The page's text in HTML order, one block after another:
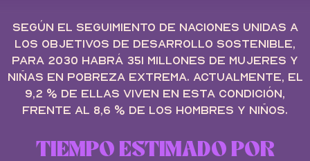
Según el seguimiento de Naciones Unidas a
los Objetivos de Desarrollo Sostenible,
para 2030 habrá 351 millones de mujeres y
niñas en pobreza extrema. Actualmente, el
9,2 % de ellas viven en esta condición,
frente al 8,6 % de los hombres y niños.
TIEMPO ESTIMADO POR